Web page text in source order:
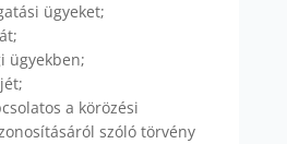
ügyeket;
ügyekben;
a körözési
szóló törvény